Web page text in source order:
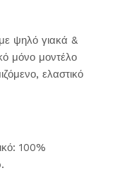
ψηλό γιακά &
μόνο μοντέλο
ελαστικό
100%